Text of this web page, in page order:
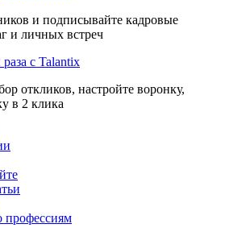
и подписывайте кадровые
и личных встреч
с Talantix
откликов, настройте воронку,
в 2 клика
профессиям